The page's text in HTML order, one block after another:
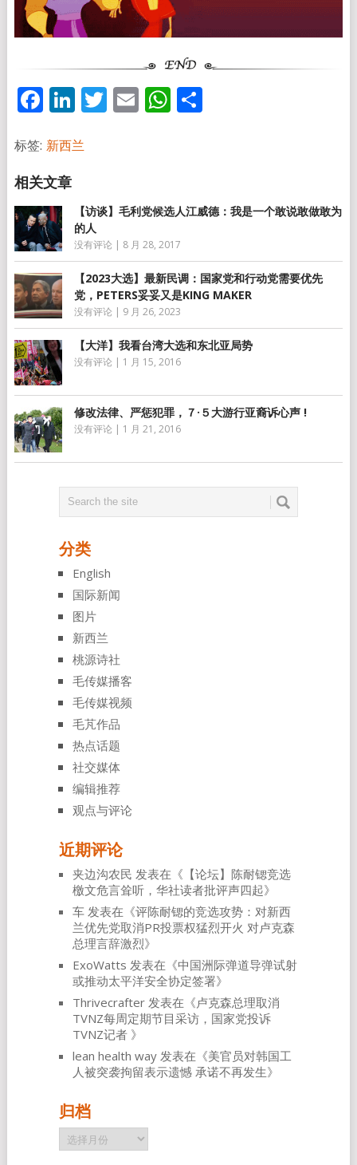
Facebook
LinkedIn
Twitter
EmailWhatsApp
分
标签: 新西兰
【访谈】毛利党候选人江威德：我是一个敢说敢做敢为
的人
没有评论 | 8 月 28, 2017
【2023大选】最新民调：国家党和行动党需要优先
党，PETERS妥妥又是KING MAKER
没有评论 | 9 月 26, 2023
【大洋】我看台湾大选和东北亚局势
没有评论 | 1 月 15, 2016
修改法律、严惩犯罪，７·５大游行亚裔诉心声 !
没有评论 | 1 月 21, 2016
分类
English
国际新闻
图片
新西兰
桃源诗社
毛传媒播客
毛传媒视频
毛芃作品
热点话题
社交媒体
编辑推荐
观点与评论
近期评论
夹边沟农民 发表在《 【论坛】陈耐锶竞选
檄文危言耸听，华社读者批评声四起》
车发表在《评陈耐锶的竞选攻势：对新西
兰优先党取消PR投票权猛烈开火 对卢克森
总理言辞激烈》
ExoWatts 发表在《中国洲际弹道导弹试射
或推动太平洋安全协定签署》
Thrivecrafter发表在《卢克森总理取消
TVNZ每周定期节目采访，国家党投诉
TVNZ记者 》
lean health way发表在《美官员对韩国工
人被突袭拘留表示遗憾 承诺不再发生》
归档
归
档